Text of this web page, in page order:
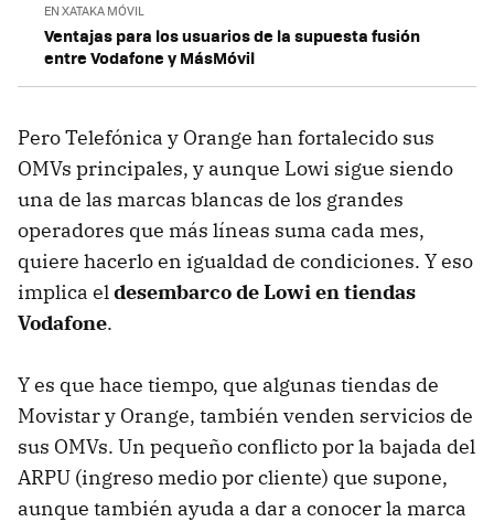
EN XATAKA MÓVIL
Ventajas para los usuarios de la supuesta fusión
entre Vodafone y MásMóvil
Pero Telefónica y Orange han fortalecido sus
OMVs principales, y aunque Lowi sigue siendo
una de las marcas blancas de los grandes
operadores que más líneas suma cada mes,
quiere hacerlo en igualdad de condiciones. Y eso
implica eldesembarco de Lowi en tiendas
Vodafone.
Y es que hace tiempo, que algunas tiendas de
Movistar y Orange, también venden servicios de
sus OMVs. Un pequeño conflicto por la bajada del
ARPU (ingreso medio por cliente) que supone,
aunque también ayuda a dar a conocer la marca